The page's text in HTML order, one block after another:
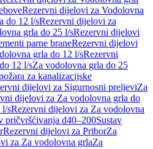
Rezervni dijelovi za Vodolovna
do 12 l/sRezervni dijelovi za
grla do 25 l/sRezervni dijelovi
parne braneRezervni dijelovi
grla do 12 l/sRezervni
12 l/sZa vodolovna grla do 25
za kanalizacijske
dijelovi za Sigurnosni preljeviZa
dijelovi za Za vodolovna grla do
l/sRezervni dijelovi za Za vodolovna
pričvršćivanja d40–200Sustav
Rezervni dijelovi za PriborZa
za Za vodolovna grlaZa